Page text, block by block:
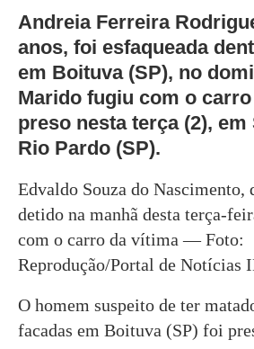
Andreia Ferreira
anos, foi esfaqueada
em Boituva (SP), no
Marido fugiu com o
preso nesta terça (2),
Rio Pardo (SP).
Edvaldo Souza do Nascimento,
detido na manhã desta terça-
com o carro da vítima — Foto:
Reprodução/Portal de Notícias
O homem suspeito de ter
facadas em Boituva (SP) foi